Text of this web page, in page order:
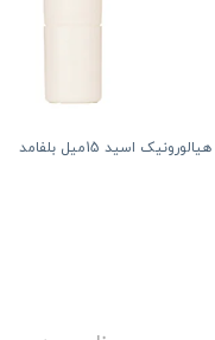
اسید 15میل بلفامد